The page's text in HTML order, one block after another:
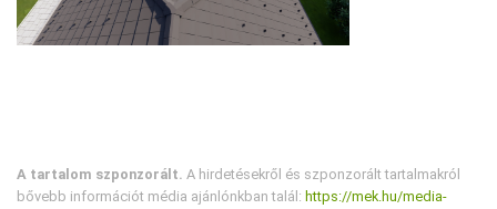
A tartalom szponzorált. A hirdetésekről és szponzorált tartalmakról
bővebb információt média ajánlónkban talál: https://mek.hu/media-